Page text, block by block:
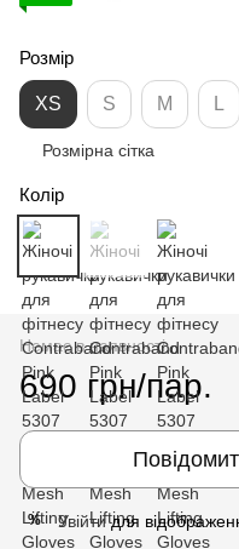
Розмір
XS S M L
Розмірна сітка
Колір
Немає в наявності
690 грн/пар.
% Увійтидля